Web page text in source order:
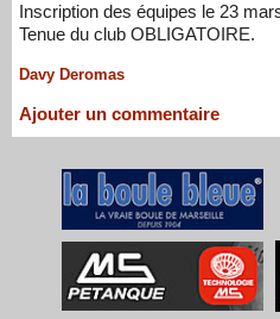
Inscription des équipes le 23
Tenue du club OBLIGATOIRE.
Davy Deromas
Ajouter un commentaire